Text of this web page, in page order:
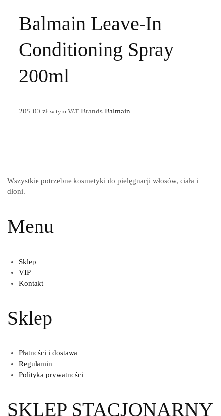
Balmain Leave-In
Conditioning Spray
200ml
205.00 zł w tym VATBrands Balmain
Wszystkie potrzebne kosmetyki do pielęgnacji włosów, ciała i
dłoni.
Menu
Sklep
VIP
Kontakt
Sklep
Płatności i dostawa
Regulamin
Polityka prywatności
SKLEP STACJONARNY